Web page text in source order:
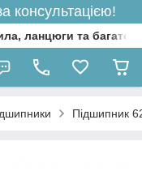
консультацією!
ланцюги та багато
Підшипник